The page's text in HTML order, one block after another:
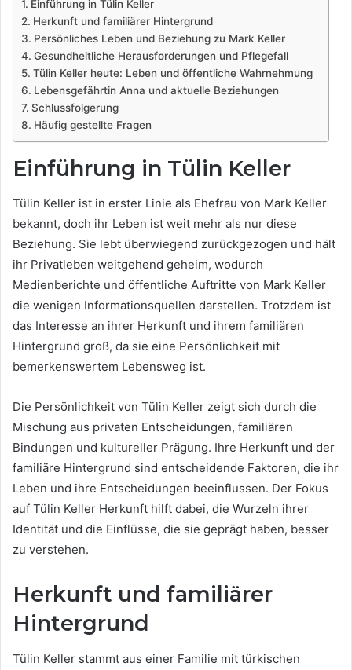
Einführung in Tülin Keller
Herkunft und familiärer Hintergrund
Persönliches Leben und Beziehung zu Mark Keller
Gesundheitliche Herausforderungen und Pflegefall
Tülin Keller heute: Leben und öffentliche Wahrnehmung
Lebensgefährtin Anna und aktuelle Beziehungen
Schlussfolgerung
Häufig gestellte Fragen
Einführung in Tülin Keller
Tülin Keller ist in erster Linie als Ehefrau von Mark Keller
bekannt, doch ihr Leben ist weit mehr als nur diese
Beziehung. Sie lebt überwiegend zurückgezogen und hält
ihr Privatleben weitgehend geheim, wodurch
Medienberichte und öffentliche Auftritte von Mark Keller
die wenigen Informationsquellen darstellen. Trotzdem ist
das Interesse an ihrer Herkunft und ihrem familiären
Hintergrund groß, da sie eine Persönlichkeit mit
bemerkenswertem Lebensweg ist.
Die Persönlichkeit von Tülin Keller zeigt sich durch die
Mischung aus privaten Entscheidungen, familiären
Bindungen und kultureller Prägung. Ihre Herkunft und der
familiäre Hintergrund sind entscheidende Faktoren, die ihr
Leben und ihre Entscheidungen beeinflussen. Der Fokus
auf Tülin Keller Herkunft hilft dabei, die Wurzeln ihrer
Identität und die Einflüsse, die sie geprägt haben, besser
zu verstehen.
Herkunft und familiärer
Hintergrund
Tülin Keller stammt aus einer Familie mit türkischen